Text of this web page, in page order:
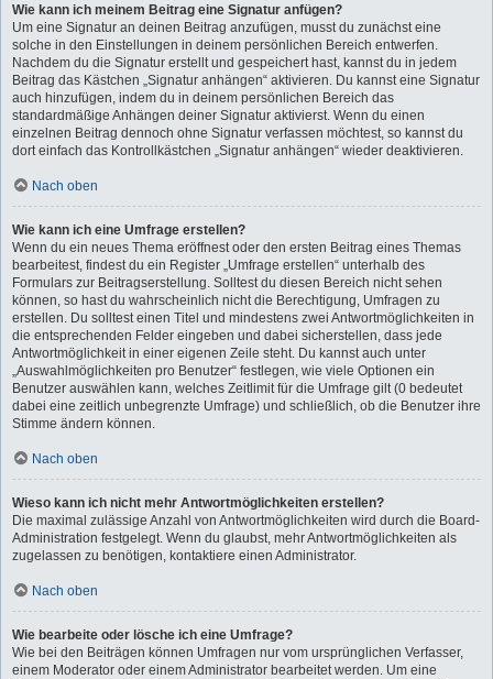
Wie kann ich meinem Beitrag eine Signatur anfügen?
Um eine Signatur an deinen Beitrag anzufügen, musst du zunächst eine
solche in den Einstellungen in deinem persönlichen Bereich entwerfen.
Nachdem du die Signatur erstellt und gespeichert hast, kannst du in jedem
Beitrag das Kästchen „Signatur anhängen“ aktivieren. Du kannst eine Signatur
auch hinzufügen, indem du in deinem persönlichen Bereich das
standardmäßige Anhängen deiner Signatur aktivierst. Wenn du einen
einzelnen Beitrag dennoch ohne Signatur verfassen möchtest, so kannst du
dort einfach das Kontrollkästchen „Signatur anhängen“ wieder deaktivieren.
Nach oben
Wie kann ich eine Umfrage erstellen?
Wenn du ein neues Thema eröffnest oder den ersten Beitrag eines Themas
bearbeitest, findest du ein Register „Umfrage erstellen“ unterhalb des
Formulars zur Beitragserstellung. Solltest du diesen Bereich nicht sehen
können, so hast du wahrscheinlich nicht die Berechtigung, Umfragen zu
erstellen. Du solltest einen Titel und mindestens zwei Antwortmöglichkeiten in
die entsprechenden Felder eingeben und dabei sicherstellen, dass jede
Antwortmöglichkeit in einer eigenen Zeile steht. Du kannst auch unter
„Auswahlmöglichkeiten pro Benutzer“ festlegen, wie viele Optionen ein
Benutzer auswählen kann, welches Zeitlimit für die Umfrage gilt (0 bedeutet
dabei eine zeitlich unbegrenzte Umfrage) und schließlich, ob die Benutzer ihre
Stimme ändern können.
Nach oben
Wieso kann ich nicht mehr Antwortmöglichkeiten erstellen?
Die maximal zulässige Anzahl von Antwortmöglichkeiten wird durch die Board-
Administration festgelegt. Wenn du glaubst, mehr Antwortmöglichkeiten als
zugelassen zu benötigen, kontaktiere einen Administrator.
Nach oben
Wie bearbeite oder lösche ich eine Umfrage?
Wie bei den Beiträgen können Umfragen nur vom ursprünglichen Verfasser,
einem Moderator oder einem Administrator bearbeitet werden. Um eine